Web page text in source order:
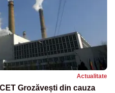
Actualitate
Grozăvești din cauza